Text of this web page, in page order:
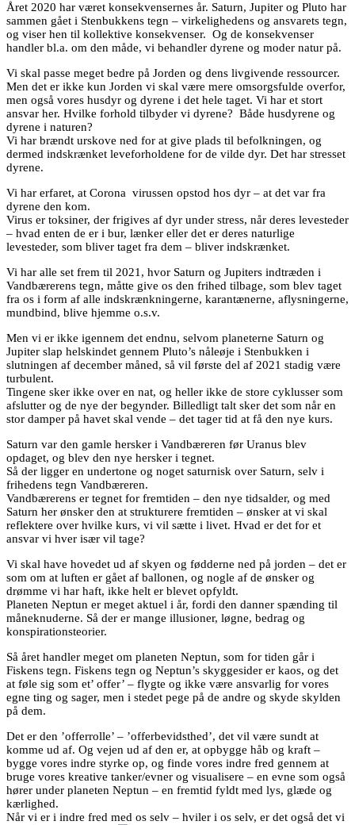
Året 2020 har været konsekvensernes år. Saturn, Jupiter og Pluto har
sammen gået i Stenbukkens tegn – virkelighedens og ansvarets tegn,
og viser hen til kollektive konsekvenser. Og de konsekvenser
handler bl.a. om den måde, vi behandler dyrene og moder natur på.
Vi skal passe meget bedre på Jorden og dens livgivende ressourcer.
Men det er ikke kun Jorden vi skal være mere omsorgsfulde overfor,
men også vores husdyr og dyrene i det hele taget. Vi har et stort
ansvar her. Hvilke forhold tilbyder vi dyrene? Både husdyrene og
dyrene i naturen?
Vi har brændt urskove ned for at give plads til befolkningen, og
dermed indskrænket leveforholdene for de vilde dyr. Det har stresset
dyrene.
Vi har erfaret, at Corona virussen opstod hos dyr – at det var fra
dyrene den kom.
Virus er toksiner, der frigives af dyr under stress, når deres levesteder
– hvad enten de er i bur, lænker eller det er deres naturlige
levesteder, som bliver taget fra dem – bliver indskrænket.
Vi har alle set frem til 2021, hvor Saturn og Jupiters indtræden i
Vandbærerens tegn, måtte give os den frihed tilbage, som blev taget
fra os i form af alle indskrænkningerne, karantænerne, aflysningerne,
mundbind, blive hjemme o.s.v.
Men vi er ikke igennem det endnu, selvom planeterne Saturn og
Jupiter slap helskindet gennem Pluto’s nåleøje i Stenbukken i
slutningen af december måned, så vil første del af 2021 stadig være
turbulent.
Tingene sker ikke over en nat, og heller ikke de store cyklusser som
afslutter og de nye der begynder. Billedligt talt sker det som når en
stor damper på havet skal vende – det tager tid at få den nye kurs.
Saturn var den gamle hersker i Vandbæreren før Uranus blev
opdaget, og blev den nye hersker i tegnet.
Så der ligger en undertone og noget saturnisk over Saturn, selv i
frihedens tegn Vandbæreren.
Vandbærerens er tegnet for fremtiden – den nye tidsalder, og med
Saturn her ønsker den at strukturere fremtiden – ønsker at vi skal
reflektere over hvilke kurs, vi vil sætte i livet. Hvad er det for et
ansvar vi hver især vil tage?
Vi skal have hovedet ud af skyen og fødderne ned på jorden – det er
som om at luften er gået af ballonen, og nogle af de ønsker og
drømme vi har haft, ikke helt er blevet opfyldt.
Planeten Neptun er meget aktuel i år, fordi den danner spænding til
måneknuderne. Så der er mange illusioner, løgne, bedrag og
konspirationsteorier.
Så året handler meget om planeten Neptun, som for tiden går i
Fiskens tegn. Fiskens tegn og Neptun’s skyggesider er kaos, og det
at føle sig som et’ offer’ – flygte og ikke være ansvarlig for vores
egne ting og sager, men i stedet pege på de andre og skyde skylden
på dem.
Det er den ’offerrolle’ – ’offerbevidsthed’, det vil være sundt at
komme ud af. Og vejen ud af den er, at opbygge håb og kraft –
bygge vores indre styrke op, og finde vores indre fred gennem at
bruge vores kreative tanker/evner og visualisere – en evne som også
hører under planeten Neptun – en fremtid fyldt med lys, glæde og
kærlighed.
Når vi er i indre fred med os selv – hviler i os selv, er det også det vi